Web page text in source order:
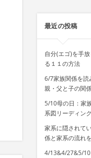
最近の投稿
自分(エゴ)を手
る１１の方法
6/7家族関係を読
親・父と子の関
5/10母の日：家
系図リーディン
家系に隠されて
係と家系の流れ
4/13&4/27&5/10